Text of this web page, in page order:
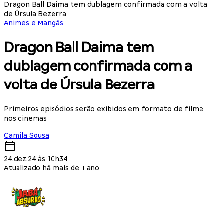
Dragon Ball Daima tem dublagem confirmada com a volta
de Úrsula Bezerra
Animes e Mangás
Dragon Ball Daima tem
dublagem confirmada com a
volta de Úrsula Bezerra
Primeiros episódios serão exibidos em formato de filme
nos cinemas
Camila Sousa
24.dez.24 às 10h34
Atualizado há mais de 1 ano